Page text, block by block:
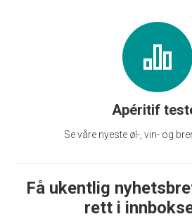
Apéritif
Se våre nyeste øl-, vin- og
Få ukentlig
rett i